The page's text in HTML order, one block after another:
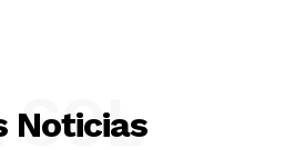
Noticias
SOL